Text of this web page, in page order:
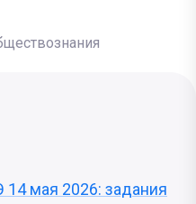
14 мая 2026: задания